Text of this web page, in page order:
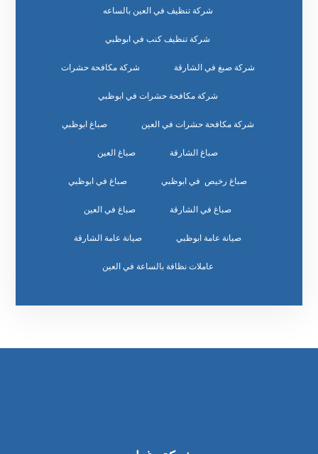
شركة تنظيف في العين بالساعه
شركة تنظيف كنب في ابوظبي
شركة صبغ في الشارقة شركة مكافحة حشرات
شركة مكافحة حشرات في ابوظبي
شركة مكافحة حشرات في العين صباغ ابوظبي
صباغ الشارقة صباغ العين
صباغ رخيص في ابوظبي صباغ في ابوظبي
صباغ في الشارقة صباغ في العين
صيانة عامة ابوظبي صيانة عامة الشارقة
عاملات نظافة بالساعة في العين